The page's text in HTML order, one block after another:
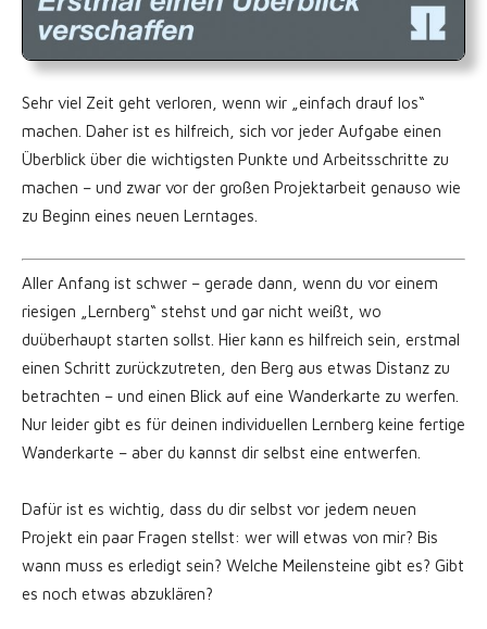
Sehr viel Zeit geht verloren, wenn wir „einfach drauf los“
machen. Daher ist es hilfreich, sich vor jeder Aufgabe einen
Überblick über die wichtigsten Punkte und Arbeitsschritte zu
machen – und zwar vor der großen Projektarbeit genauso wie
zu Beginn eines neuen Lerntages.
Aller Anfang ist schwer – gerade dann, wenn du vor einem
riesigen „Lernberg“ stehst und gar nicht weißt, wo
duüberhaupt starten sollst. Hier kann es hilfreich sein, erstmal
einen Schritt zurückzutreten, den Berg aus etwas Distanz zu
betrachten – und einen Blick auf eine Wanderkarte zu werfen.
Nur leider gibt es für deinen individuellen Lernberg keine fertige
Wanderkarte – aber du kannst dir selbst eine entwerfen.
Dafür ist es wichtig, dass du dir selbst vor jedem neuen
Projekt ein paar Fragen stellst: wer will etwas von mir? Bis
wann muss es erledigt sein? Welche Meilensteine gibt es? Gibt
es noch etwas abzuklären?